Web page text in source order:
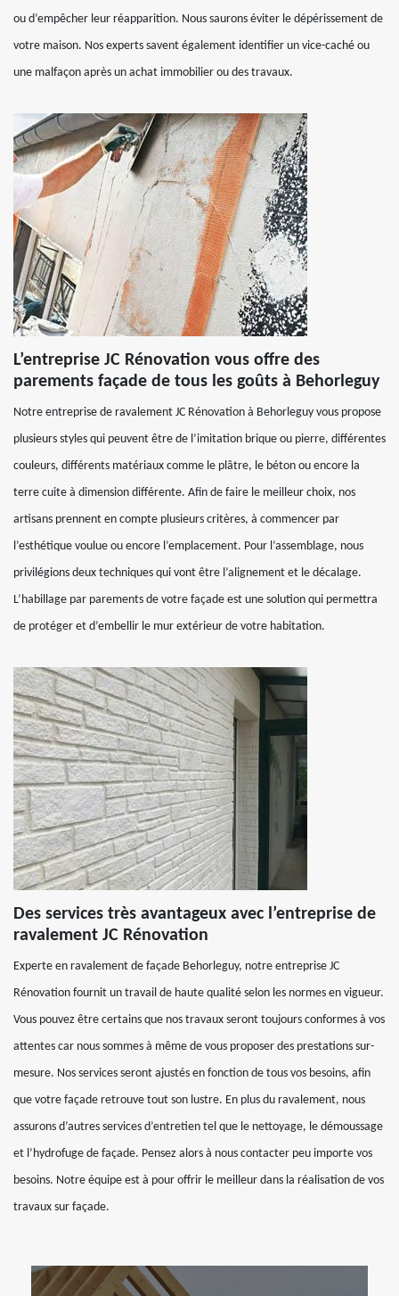
ou d’empêcher leur réapparition. Nous saurons éviter le dépérissement de
votre maison. Nos experts savent également identifier un vice-caché ou
une malfaçon après un achat immobilier ou des travaux.
L’entreprise JC Rénovation vous offre des
parements façade de tous les goûts à Behorleguy
Notre entreprise de ravalement JC Rénovation à Behorleguy vous propose
plusieurs styles qui peuvent être de l’imitation brique ou pierre, différentes
couleurs, différents matériaux comme le plâtre, le béton ou encore la
terre cuite à dimension différente. Afin de faire le meilleur choix, nos
artisans prennent en compte plusieurs critères, à commencer par
l’esthétique voulue ou encore l’emplacement. Pour l’assemblage, nous
privilégions deux techniques qui vont être l’alignement et le décalage.
L’habillage par parements de votre façade est une solution qui permettra
de protéger et d’embellir le mur extérieur de votre habitation.
Des services très avantageux avec l’entreprise de
ravalement JC Rénovation
Experte en ravalement de façade Behorleguy, notre entreprise JC
Rénovation fournit un travail de haute qualité selon les normes en vigueur.
Vous pouvez être certains que nos travaux seront toujours conformes à vos
attentes car nous sommes à même de vous proposer des prestations sur-
mesure. Nos services seront ajustés en fonction de tous vos besoins, afin
que votre façade retrouve tout son lustre. En plus du ravalement, nous
assurons d’autres services d’entretien tel que le nettoyage, le démoussage
et l’hydrofuge de façade. Pensez alors à nous contacter peu importe vos
besoins. Notre équipe est à pour offrir le meilleur dans la réalisation de vos
travaux sur façade.